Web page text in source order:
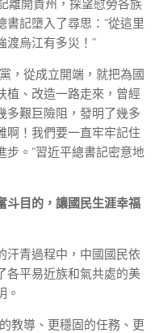
離開貴州，探望慰勞各族
記墮入了尋思：“從這里
渡烏江有多災！”
，從成立開端，就把為國
植、改造一路走來，曾經
多艱巨險阻，發明了幾多
啊！我們要一直牢牢記住
步。”習近平總書記密意地
斗目的，讓國民生涯幸福
汗青過程中，中國國民依
各平易近族和氣共處的美
。
教導、更穩固的任務、更